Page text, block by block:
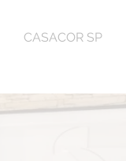
CASACOR SP